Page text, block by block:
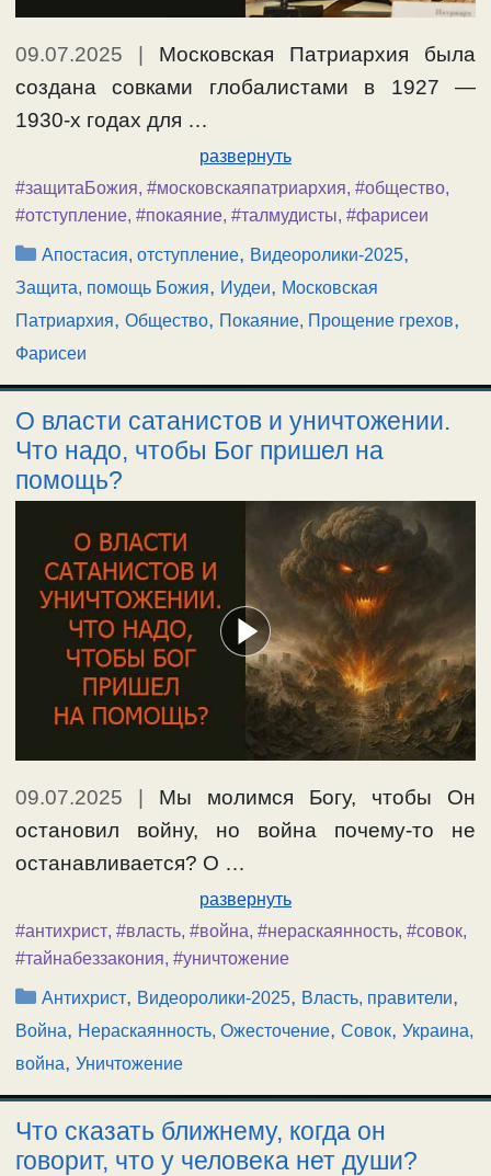
09.07.2025 | Московская Патриархия была
создана совками глобалистами в 1927 —
1930-х годах для …
развернуть
#защитаБожия, #московскаяпатриархия, #общество,
#отступление, #покаяние, #талмудисты, #фарисеи
Рубрики
Апостасия, отступление, Видеоролики-2025,
Защита, помощь Божия, Иудеи, Московская
Патриархия, Общество, Покаяние, Прощение грехов,
Фарисеи
О власти сатанистов и уничтожении.
Что надо, чтобы Бог пришел на
помощь?
09.07.2025 | Мы молимся Богу, чтобы Он
остановил войну, но война почему-то не
останавливается? О …
развернуть
#антихрист, #власть, #война, #нераскаянность, #совок,
#тайнабеззакония, #уничтожение
Рубрики
Антихрист, Видеоролики-2025, Власть, правители,
Война, Нераскаянность, Ожесточение, Совок, Украина,
война, Уничтожение
Что сказать ближнему, когда он
говорит, что у человека нет души?